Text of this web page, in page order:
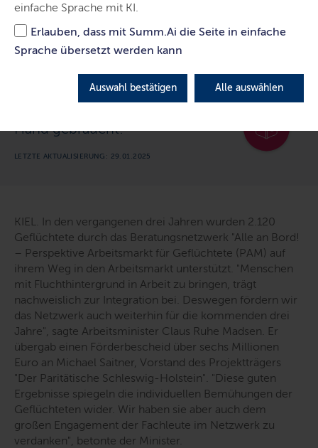
einfache Sprache mit KI.
Erlauben, dass mit Summ.Ai die Seite in einfache
Sprache übersetzt werden kann
Auswahl bestätigen Alle auswählen
Sechs Millionen Euro für
Beratungsnetzwerk „Alle an Bord!
– Perspektive Arbeitsmarkt für
Geflüchtete (PAM)"
Hand gebraucht!"
LETZTE AKTUALISIERUNG: 29.01.2025
KIEL. In den vergangenen drei Jahren wurden 2.120
Geflüchtete durch das Beratungsnetzwerk "Alle an Bord!
– Perspektive Arbeitsmarkt für Geflüchtete (PAM) auf
ihrem Weg in den Arbeitsmarkt unterstützt. "Menschen
mit Fluchthintergrund in Arbeit zu bringen, trägt
nachweislich zur Integration bei. Deswegen fördern wir
das Netzwerk auch weiterhin für die kommenden drei
Jahre", sagte Arbeitsminister Claus Ruhe Madsen. Er
übergab einen Förderbescheid über sechs Millionen
Euro an Michael Saitner, Vorstand des Projektträgers
"Der Paritätische Schleswig-Holstein". "Diese guten
Ergebnisse spiegeln die individuellen Bemühungen der
Geflüchteten wider. Wir haben sie aber auch dem
großen Engagement der Fachleute im Netzwerk zu
verdanken", betonte der Minister.